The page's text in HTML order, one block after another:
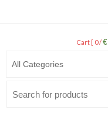
Cart [ 0 /